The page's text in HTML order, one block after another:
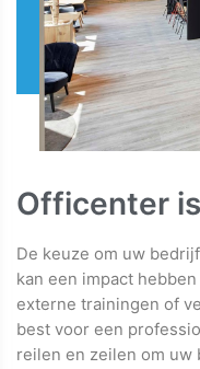
Officenter
De keuze om uw
kan een impact
externe trainingen of
best voor een
reilen en zeilen om